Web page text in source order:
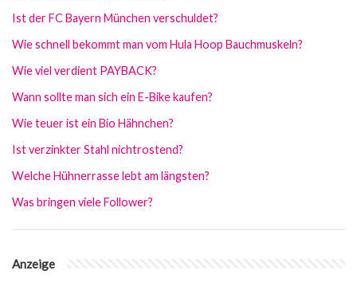
Ist der FC Bayern München verschuldet?
Wie schnell bekommt man vom Hula Hoop Bauchmuskeln?
Wie viel verdient PAYBACK?
Wann sollte man sich ein E-Bike kaufen?
Wie teuer ist ein Bio Hähnchen?
Ist verzinkter Stahl nichtrostend?
Welche Hühnerrasse lebt am längsten?
Was bringen viele Follower?
Anzeige